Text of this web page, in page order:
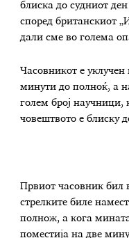
блиска до судниот
според британскиот
дали сме во голема
Часовникот е
минути до полноќ, а
голем број научници,
човештвото е блиску
Првиот часовник бил
стрелките биле
полнож, а кога
поместија на две